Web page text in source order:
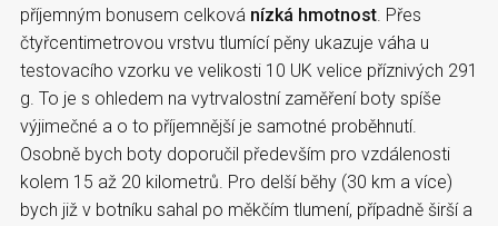
příjemným bonusem celková nízká hmotnost. Přes
čtyřcentimetrovou vrstvu tlumící pěny ukazuje váha u
testovacího vzorku ve velikosti 10 UK velice příznivých 291
g. To je s ohledem na vytrvalostní zaměření boty spíše
výjimečné a o to příjemnější je samotné proběhnutí.
Osobně bych boty doporučil především pro vzdálenosti
kolem 15 až 20 kilometrů. Pro delší běhy (30 km a více)
bych již v botníku sahal po měkčím tlumení, případně širší a